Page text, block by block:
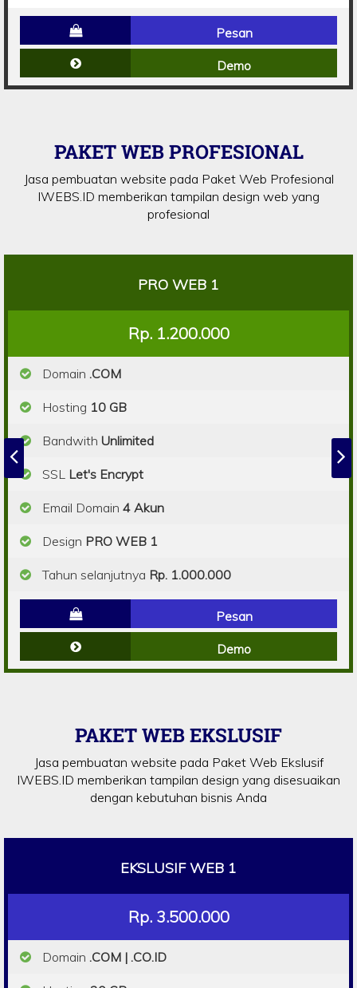
Pesan
Demo
PAKET WEB PROFESIONAL
Jasa pembuatan website pada Paket Web Profesional
IWEBS.ID memberikan tampilan design web yang
profesional
PRO WEB 1
Rp. 1.200.000
Domain .COM
Hosting 10 GB
Bandwith Unlimited
SSL Let's Encrypt
Email Domain 4 Akun
Design PRO WEB 1
Tahun selanjutnya Rp. 1.000.000
Pesan
Demo
PAKET WEB EKSLUSIF
Jasa pembuatan website pada Paket Web Ekslusif
IWEBS.ID memberikan tampilan design yang disesuaikan
dengan kebutuhan bisnis Anda
EKSLUSIF WEB 1
Rp. 3.500.000
Domain .COM | .CO.ID